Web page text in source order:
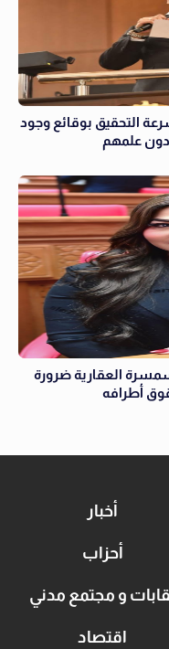
التحقيق بوقائع وجود
علمهم
العقارية ضرورة
أطرافه
أخبار
أحزاب
و مجتمع مدني
اقتصاد